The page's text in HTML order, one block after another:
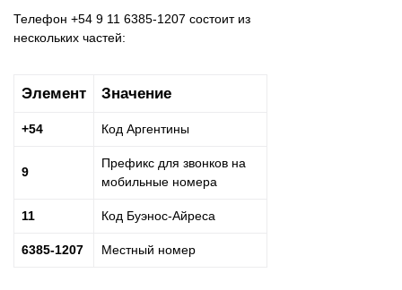
Телефон +54 9 11 6385-1207 состоит из
нескольких частей:
Элемент Значение
+54 Код Аргентины
9
Префикс для звонков на
мобильные номера
11 Код Буэнос-Айреса
6385-1207 Местный номер